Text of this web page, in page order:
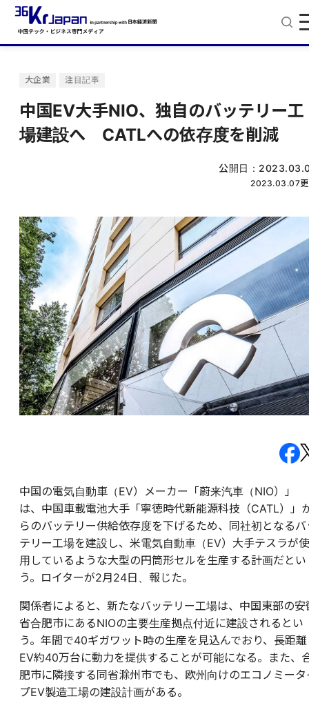
大企業 注目記事
中国EV大手NIO、独自のバッテリー工
場建設へ CATLへの依存度を削減
公開日：
2023.03.07
中国の電気自動車（EV）メーカー「蔚来汽車（NIO）」
は、中国車載電池大手「寧徳時代新能源科技（CATL）」
らのバッテリー供給依存度を下げるため、同社初となるバ
テリー工場を建設し、米電気自動車（EV）大手テスラが使
用しているような大型の円筒形セルを生産する計画だとい
う。ロイターが2月24日、報じた。
関係者によると、新たなバッテリー工場は、中国東部の安
省合肥市にあるNIOの主要生産拠点付近に建設されるとい
う。年間で40ギガワット時の生産を見込んでおり、長距離
EV約40万台に動力を提供することが可能になる。また、
肥市に隣接する同省滁州市でも、欧州向けのエコノミータ
プEV製造工場の建設計画がある。